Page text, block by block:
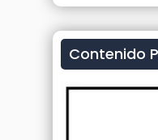
Contenido